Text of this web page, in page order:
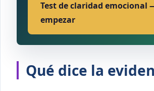
Test de claridad emocional
empezar
Qué dice la